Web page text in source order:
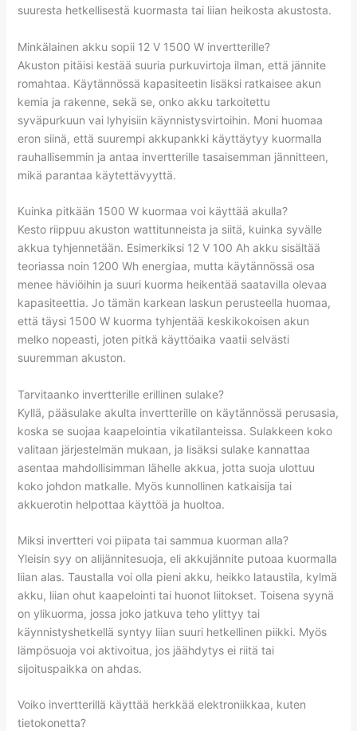
suuresta hetkellisestä kuormasta tai liian heikosta akustosta.
Minkälainen akku sopii 12 V 1500 W invertterille?
Akuston pitäisi kestää suuria purkuvirtoja ilman, että jännite
romahtaa. Käytännössä kapasiteetin lisäksi ratkaisee akun
kemia ja rakenne, sekä se, onko akku tarkoitettu
syväpurkuun vai lyhyisiin käynnistysvirtoihin. Moni huomaa
eron siinä, että suurempi akkupankki käyttäytyy kuormalla
rauhallisemmin ja antaa invertterille tasaisemman jännitteen,
mikä parantaa käytettävyyttä.
Kuinka pitkään 1500 W kuormaa voi käyttää akulla?
Kesto riippuu akuston wattitunneista ja siitä, kuinka syvälle
akkua tyhjennetään. Esimerkiksi 12 V 100 Ah akku sisältää
teoriassa noin 1200 Wh energiaa, mutta käytännössä osa
menee häviöihin ja suuri kuorma heikentää saatavilla olevaa
kapasiteettia. Jo tämän karkean laskun perusteella huomaa,
että täysi 1500 W kuorma tyhjentää keskikokoisen akun
melko nopeasti, joten pitkä käyttöaika vaatii selvästi
suuremman akuston.
Tarvitaanko invertterille erillinen sulake?
Kyllä, pääsulake akulta invertterille on käytännössä perusasia,
koska se suojaa kaapelointia vikatilanteissa. Sulakkeen koko
valitaan järjestelmän mukaan, ja lisäksi sulake kannattaa
asentaa mahdollisimman lähelle akkua, jotta suoja ulottuu
koko johdon matkalle. Myös kunnollinen katkaisija tai
akkuerotin helpottaa käyttöä ja huoltoa.
Miksi invertteri voi piipata tai sammua kuorman alla?
Yleisin syy on alijännitesuoja, eli akkujännite putoaa kuormalla
liian alas. Taustalla voi olla pieni akku, heikko lataustila, kylmä
akku, liian ohut kaapelointi tai huonot liitokset. Toisena syynä
on ylikuorma, jossa joko jatkuva teho ylittyy tai
käynnistyshetkellä syntyy liian suuri hetkellinen piikki. Myös
lämpösuoja voi aktivoitua, jos jäähdytys ei riitä tai
sijoituspaikka on ahdas.
Voiko invertterillä käyttää herkkää elektroniikkaa, kuten
tietokonetta?